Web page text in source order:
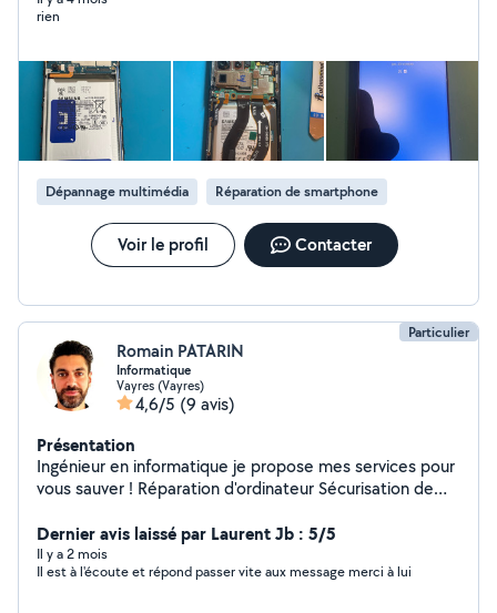
vous offrir une réparation fiable, rapide et économique
rien
Dépannage multimédia Réparation de smartphone
Voir le profil Contacter
Particulier
Romain PATARIN
Informatique
Vayres (Vayres)
4,6/5 (9 avis)
Présentation
Ingénieur en informatique je propose mes services pour
vous sauver ! Réparation d'ordinateur Sécurisation de
PC Gaming Montage PC Stockage Cloud, sécurisations
des photos. Le dépannage peut se faire à distance ou à
domicile suivant le besoin, je sais m'adapter à toutes les
Dernier avis laissé par Laurent Jb : 5/5
Il y a 2 mois
Il est à l'écoute et répond passer vite aux message merci à lui